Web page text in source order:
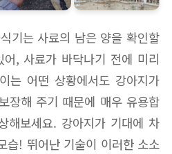
기는 사료의 남은 양을 확인할
, 사료가 바닥나기 전에 미리
는 어떤 상황에서도 강아지가
장해 주기 때문에 매우 유용합
해보세요. 강아지가 기대에 차
습! 뛰어난 기술이 이러한 소소